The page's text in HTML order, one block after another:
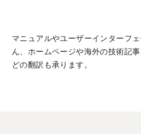
マニュアルやユーザーインターフ
ん、ホームページや海外の技術記
どの翻訳も承ります。